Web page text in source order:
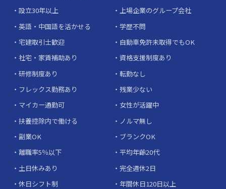
設立30年以上
上場企業のグループ会社
英語・中国語を活かせる
学歴不問
宅建取引士歓迎
自動車免許未取得でもOK
社宅・家賃補助あり
資格支援制度あり
研修制度あり
転勤なし
フレックス勤務あり
残業少ない
マイカー通勤可
女性が活躍中
扶養控除内で働ける
ノルマ無し
副業OK
ブランクOK
離職率5％以下
平均年齢20代
土日休みあり
完全週休2日
休日シフト制
年間休日120日以上